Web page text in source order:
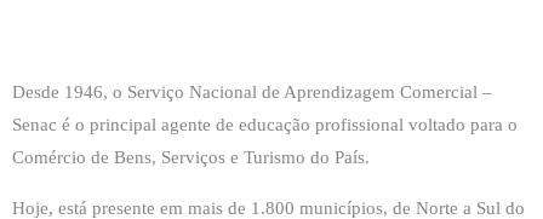
Desde 1946, o Serviço Nacional de Aprendizagem Comercial –
Senac é o principal agente de educação profissional voltado para o
Comércio de Bens, Serviços e Turismo do País.
Hoje, está presente em mais de 1.800 municípios, de Norte a Sul do